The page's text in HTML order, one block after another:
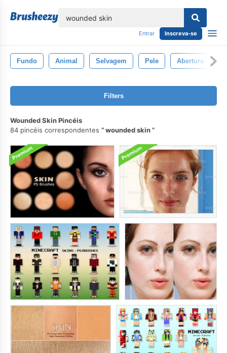
Entrar Inscreva-se
Fundo Animal Selvagem Pele Abertura
Filters
Wounded Skin Pincéis
84 pincéis correspondentes
wounded skin